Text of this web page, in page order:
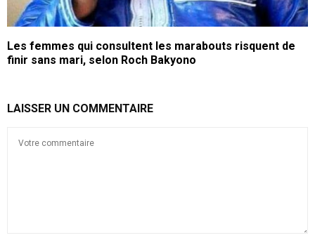
Les femmes qui consultent les marabouts risquent de
finir sans mari, selon Roch Bakyono
LAISSER UN COMMENTAIRE